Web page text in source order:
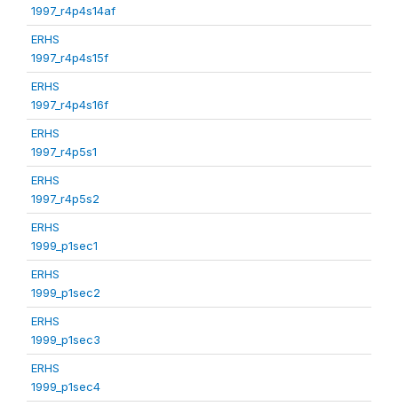
1997_r4p4s14af
ERHS
1997_r4p4s15f
ERHS
1997_r4p4s16f
ERHS
1997_r4p5s1
ERHS
1997_r4p5s2
ERHS
1999_p1sec1
ERHS
1999_p1sec2
ERHS
1999_p1sec3
ERHS
1999_p1sec4